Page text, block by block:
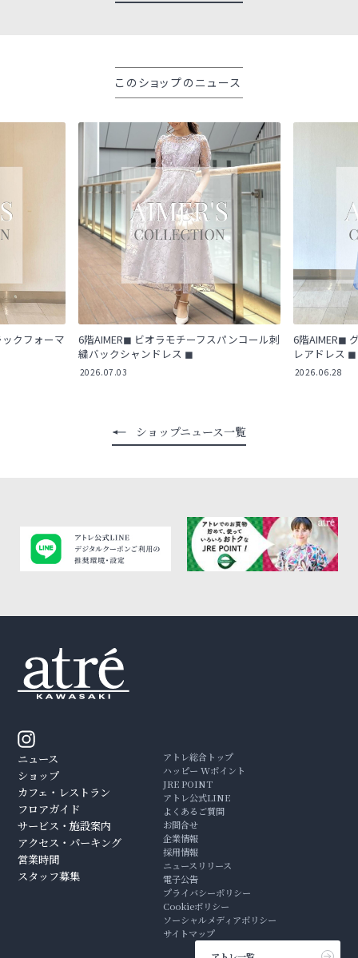
このショップのニュース
クフォーマ
6階AIMER◼︎ ビオラモチーフスパンコール刺
繍バックシャンドレス ◼︎
2026.07.03
6階AIMER◼︎
レアドレス ◼︎
2026.06.28
ショップニュース一覧
ニュース
ショップ
カフェ・レストラン
フロアガイド
サービス・施設案内
アクセス・パーキング
営業時間
スタッフ募集
アトレ総合トップ
ハッピー Wポイント
JRE POINT
アトレ公式LINE
よくあるご質問
お問合せ
企業情報
採用情報
ニュースリリース
電子公告
プライバシーポリシー
Cookieポリシー
ソーシャルメディアポリシー
サイトマップ